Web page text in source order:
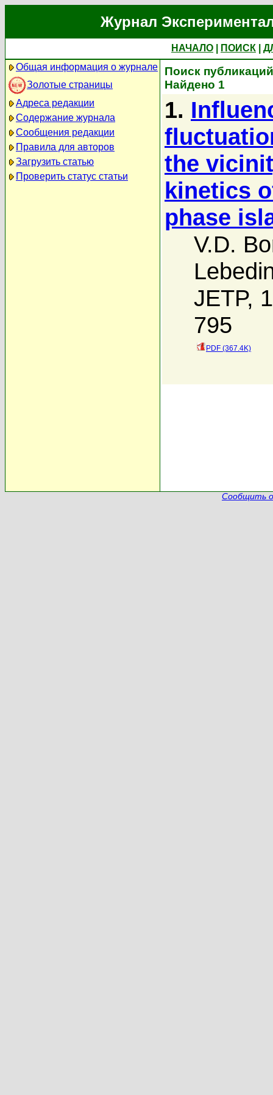
Журнал
НАЧАЛО ПОИСК
Общая информация о журнале
Золотые страницы
Адреса редакции
Содержание журнала
Сообщения редакции
Правила для авторов
Загрузить статью
Проверить статус статьи
Поиск
Найдено 1
1.
the
kinetics
phase
V.D.
JETP,
795
PDF (367.4K)
Сообщить о